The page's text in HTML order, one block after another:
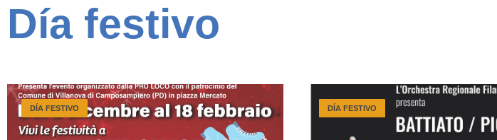
Día festivo
DÍA FESTIVO DÍA FESTIVO